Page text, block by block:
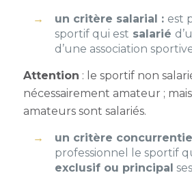
un critère salarial : est
sportif qui est salarié
d’une association
Attention : le sportif non
nécessairement amateur ;
amateurs sont salariés.
un critère
professionnel le sportif
exclusif ou principal